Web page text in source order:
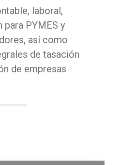
laboral,
PYMES y
así como
de tasación
de empresas